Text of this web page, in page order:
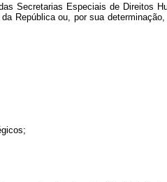
Secretarias Especiais de Direitos
República ou, por sua